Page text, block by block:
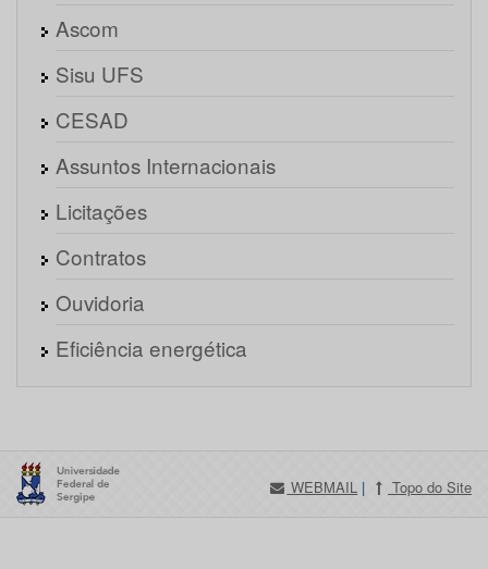
Ascom
Sisu UFS
CESAD
Assuntos Internacionais
Licitações
Contratos
Ouvidoria
Eficiência energética
WEBMAIL | Topo do Site